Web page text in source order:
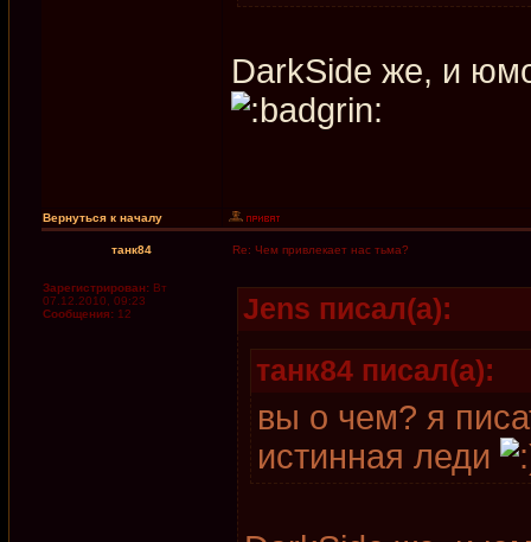
DarkSide же, и
Вернуться к началу
танк84 Re: Чем привлекает нас тьма?
Зарегистрирован: Вт
07.12.2010, 09:23
Сообщения: 12
Jens писал(а):
танк84 писал(а):
вы о чем? я
истинная леди